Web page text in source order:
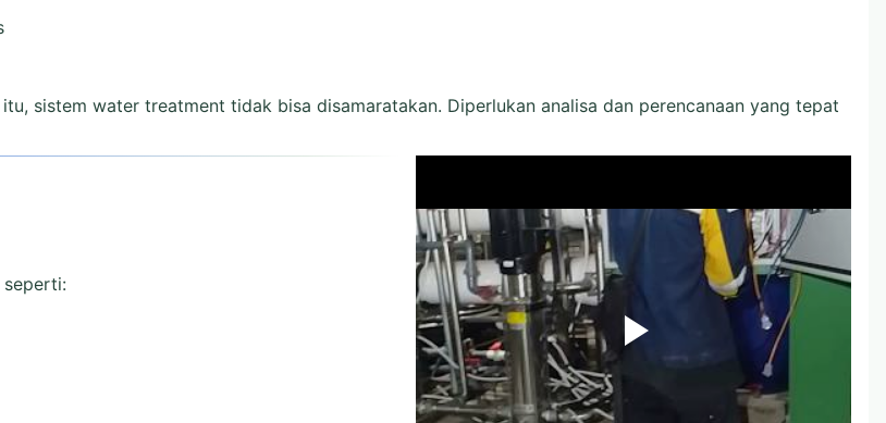
sistem water treatment tidak bisa disamaratakan. Diperlukan analisa dan perencanaan yang tepat
seperti: